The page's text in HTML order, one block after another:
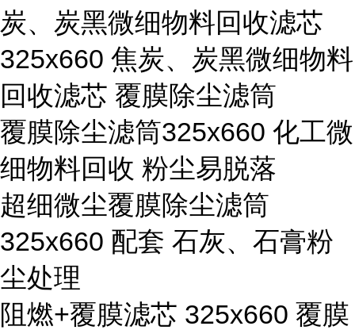
炭、炭黑微细物料回收滤芯
325x660 焦炭、炭黑微细物料
回收滤芯 覆膜除尘滤筒
覆膜除尘滤筒325x660 化工微
细物料回收 粉尘易脱落
超细微尘覆膜除尘滤筒
325x660 配套 石灰、石膏粉
尘处理
阻燃+覆膜滤芯 325x660 覆膜